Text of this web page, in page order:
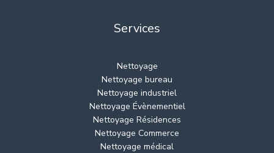
Services
Nettoyage
Nettoyage bureau
Nettoyage industriel
Nettoyage Évènementiel
Nettoyage Résidences
Nettoyage Commerce
Nettoyage médical